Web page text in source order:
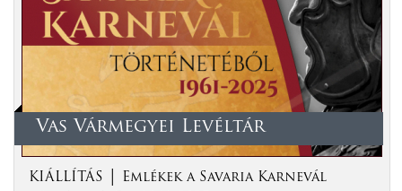
Vas Vármegyei Levéltár
KIÁLLÍTÁS │ Emlékek a Savaria Karnevál